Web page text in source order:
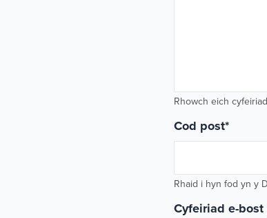
Rhowch eich
Cod post*
Rhaid i hyn fod yn y
Cyfeiriad e-